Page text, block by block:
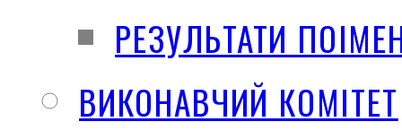
РЕЗУЛЬТАТИ
ВИКОНАВЧИЙ КОМІТЕТ